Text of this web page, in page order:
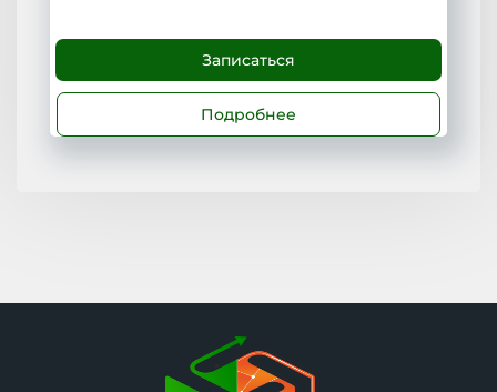
Записаться
Подробнее